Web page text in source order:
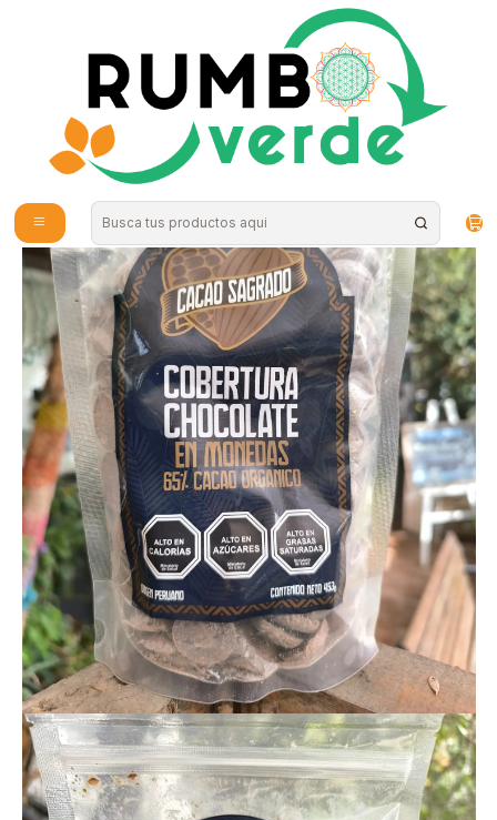
Envío gratis por compras sobre los 59.990 en la provincia de Santiago
Cobertura de Cacao 453g Cacao Sagrado